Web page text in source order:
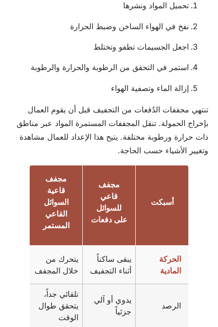
تحميل المواد ونشرها
نفخ في الهواء الساخن وضبط الحرارة
اجعل الجسيمات تطفو وتختلط
استمر في التحقق من الرطوبة والحرارة والرطوبة
إزالة الماء وتصفية الهواء
تنتهي مجففات الدُفعات من التجفيف قبل أن يقوم العمال
بإخراج الحمولة. تنقل المجففات المستمرة المواد عبر مناطق
ذات حرارة ورطوبة مختلفة. يتيح هذا الإعداد للعمال مشاهدة
وتغيير الأشياء حسب الحاجة.
أسبكت
مجفف
قاعي
للسوائل
على دفعات
مجفف
قاعية
السوائل
القاعي
المستمر
الحركة
المادية
يبقى ساكناً
أثناء التجفيف
يتحرك من
خلال المجفف
الرصد
يدوي أو آلي
جزئياً
تلقائي جداً،
يتحقق طوال
الوقت